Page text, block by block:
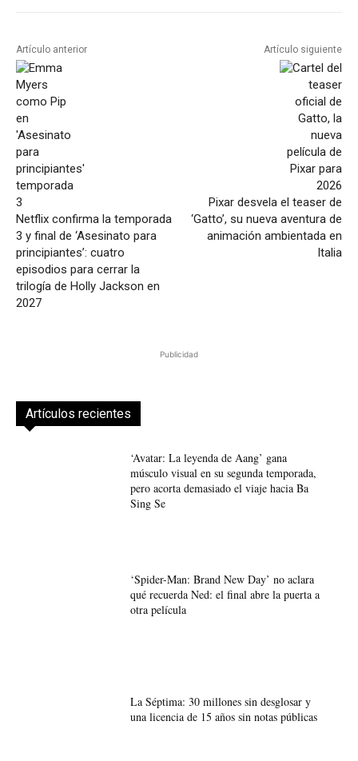
Artículo anterior
Netflix confirma la temporada
3 y final de ‘Asesinato para
principiantes’: cuatro
episodios para cerrar la
trilogía de Holly Jackson en
2027
Artículo siguiente
Pixar desvela el teaser de
‘Gatto’, su nueva aventura de
animación ambientada en
Italia
Publicidad
Artículos recientes
‘Avatar: La leyenda de Aang’ gana
músculo visual en su segunda temporada,
pero acorta demasiado el viaje hacia Ba
Sing Se
‘Spider-Man: Brand New Day’ no aclara
qué recuerda Ned: el final abre la puerta a
otra película
La Séptima: 30 millones sin desglosar y
una licencia de 15 años sin notas públicas